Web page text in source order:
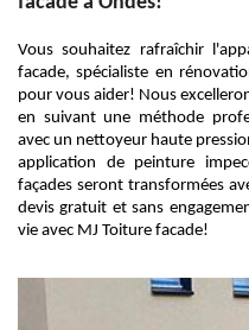
Vous souhaitez rafraîchir
facade, spécialiste en
pour vous aider! Nous
en suivant une méthode
avec un nettoyeur haute
application de peinture
façades seront transformées
devis gratuit et sans
vie avec MJ Toiture facade!